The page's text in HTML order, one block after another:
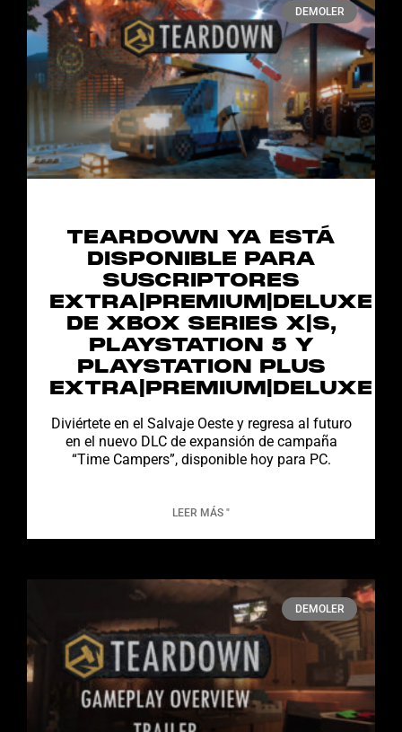
DEMOLER
TEARDOWN YA ESTÁ
DISPONIBLE PARA
SUSCRIPTORES
EXTRA|PREMIUM|DELUXE
DE XBOX SERIES X|S,
PLAYSTATION 5 Y
PLAYSTATION PLUS
EXTRA|PREMIUM|DELUXE
Diviértete en el Salvaje Oeste y regresa al futuro
en el nuevo DLC de expansión de campaña
“Time Campers”, disponible hoy para PC.
LEER MÁS "
DEMOLER